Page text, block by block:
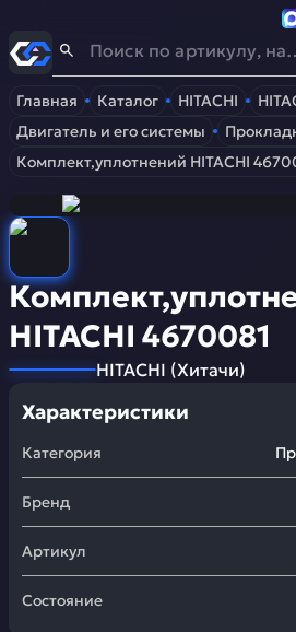
Спец-Страж- Запчасти для
Главная Каталог HITACHI
Двигатель и его системы
Комплект,уплотнений HITACHI
HITACHI 4670081
HITACHI (Хитачи)
Характеристики
Категория
Бренд
Артикул
Состояние